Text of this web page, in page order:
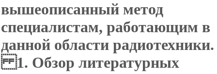
вышеописанный метод
специалистам, работающим в
данной области радиотехники.
1. Обзор литературных